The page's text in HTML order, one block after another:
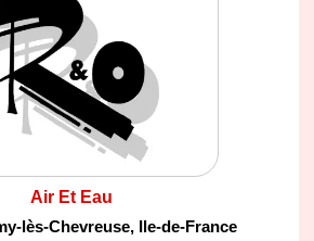
Air Et Eau
lès-Chevreuse, Ile-de-France